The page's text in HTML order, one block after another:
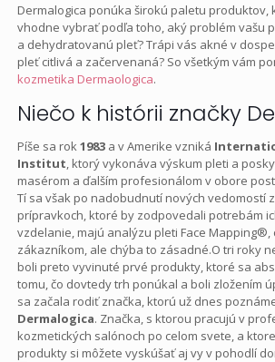
Dermalogica ponúka širokú paletu produktov,
vhodne vybrať podľa toho, aký problém vašu
a dehydratovanú pleť? Trápi vás akné v
pleť citlivá a začervenaná? So všetkým vám
kozmetika Dermaologica.
Niečo k histórii značky
Píše sa rok1983 a v Amerike vzniká
Institut , ktorý vykonáva výskum pleti a
masérom a ďalším profesionálom v obore
Tí sa však po nadobudnutí nových vedomostí
prípravkoch, ktoré by zodpovedali potrebám
vzdelanie, majú analýzu pleti Face Mapping®,
zákazníkom, ale chýba to zásadné.O tri roky
boli preto vyvinuté prvé produkty, ktoré sa
tomu, čo dovtedy trh ponúkal a boli zložením
sa začala rodiť značka, ktorú už dnes
Dermalogica. Značka, s ktorou pracujú v
kozmetických salónoch po celom svete, a
produkty si môžete vyskúšať aj vy v pohodlí